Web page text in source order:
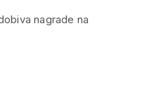
nagrade na